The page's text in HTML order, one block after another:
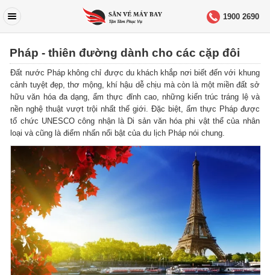
1900 2690
Pháp - thiên đường dành cho các cặp đôi
Đất nước Pháp không chỉ được du khách khắp nơi biết đến với khung
cảnh tuyệt đẹp, thơ mộng, khí hậu dễ chịu mà còn là một miền đất sở
hữu văn hóa đa dạng, ẩm thực đỉnh cao, những kiến trúc tráng lệ và
nền nghệ thuật vượt trội nhất thế giới. Đặc biệt, ẩm thực Pháp được
tổ chức UNESCO công nhận là Di sản văn hóa phi vật thể của nhân
loại và cũng là điểm nhấn nổi bật của du lịch Pháp nói chung.